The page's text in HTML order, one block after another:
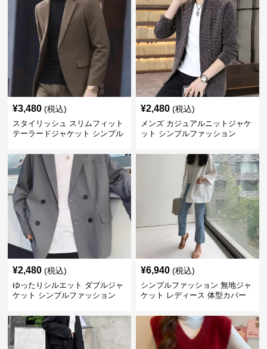
¥3,480 (税込)
スタイリッシュ スリムフィット
テーラードジャケット シンプル
¥2,480 (税込)
メンズ カジュアルニットジャケ
ット シンプルファッション
¥2,480 (税込)
ゆったりシルエット ダブルジャ
ケット シンプルファッション
¥6,940 (税込)
シンプルファッション 無地ジャ
ケット レディース 体型カバー